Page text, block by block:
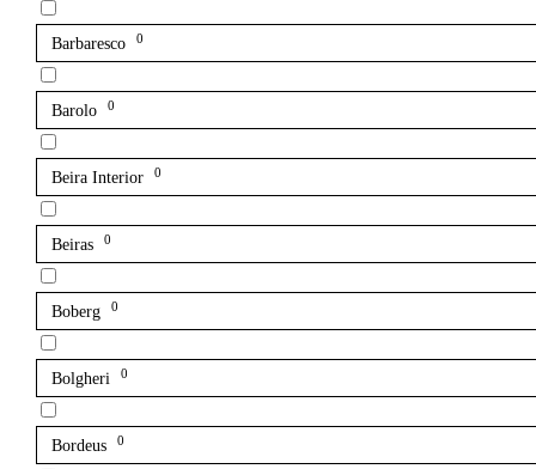
Barbaresco 0
Barolo 0
Beira Interior 0
Beiras 0
Boberg 0
Bolgheri 0
Bordeus 0